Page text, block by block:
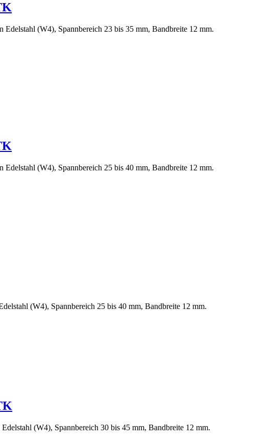
(W4), Spannbereich 23 bis 35 mm, Bandbreite 12 mm.
(W4), Spannbereich 25 bis 40 mm, Bandbreite 12 mm.
(W4), Spannbereich 25 bis 40 mm, Bandbreite 12 mm.
(W4), Spannbereich 30 bis 45 mm, Bandbreite 12 mm.